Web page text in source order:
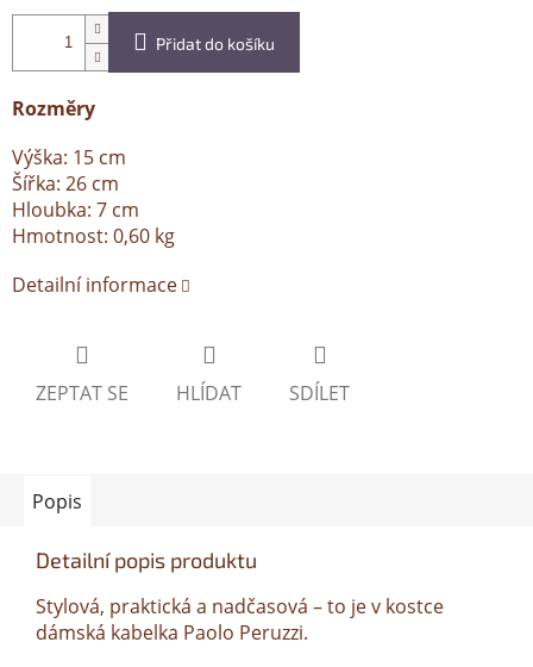
Přidat do košíku
Rozměry
Výška: 15 cm
Šířka: 26 cm
Hloubka: 7 cm
Hmotnost: 0,60 kg
Detailní informace
ZEPTAT SE HLÍDAT SDÍLET
Popis
Detailní popis produktu
Stylová, praktická a nadčasová – to je v kostce
dámská kabelka Paolo Peruzzi.